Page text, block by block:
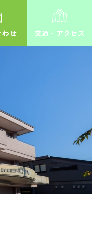
わせ 交通・アクセス